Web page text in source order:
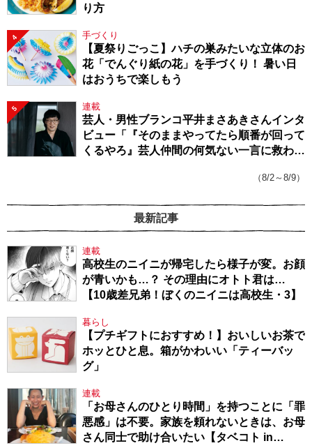
り方
4 手づくり
【夏祭りごっこ】ハチの巣みたいな立体のお
花「でんぐり紙の花」を手づくり！ 暑い日
はおうちで楽しもう
5 連載
芸人・男性ブランコ平井まさあきさんインタ
ビュー「『そのままやってたら順番が回って
くるやろ』芸人仲間の何気ない一言に救われ
（8/2～8/9）
最新記事
連載
高校生のニイニが帰宅したら様子が変。お顔
が青いかも…？ その理由にオトト君は…
【10歳差兄弟！ぼくのニイニは高校生・3】
暮らし
【プチギフトにおすすめ！】おいしいお茶で
ホッとひと息。箱がかわいい「ティーバッ
グ」
連載
「お母さんのひとり時間」を持つことに「罪
悪感」は不要。家族を頼れないときは、お母
さん同士で助け合いたい【タベコト in